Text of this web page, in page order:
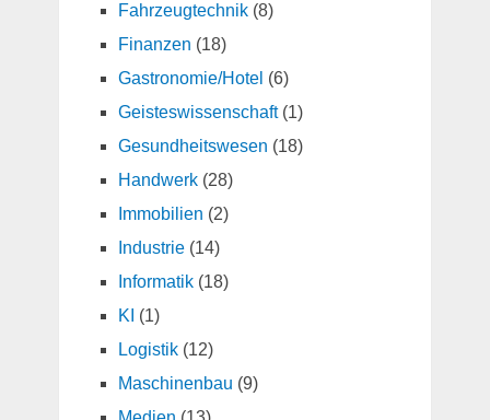
Fahrzeugtechnik(8)
Finanzen (18)
Gastronomie/Hotel (6)
Geisteswissenschaft(1)
Gesundheitswesen (18)
Handwerk(28)
Immobilien (2)
Industrie(14)
Informatik(18)
KI (1)
Logistik(12)
Maschinenbau (9)